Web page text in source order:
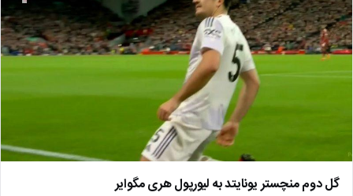
گل دوم منچستر یونایتد به لیورپول هری مگوایر